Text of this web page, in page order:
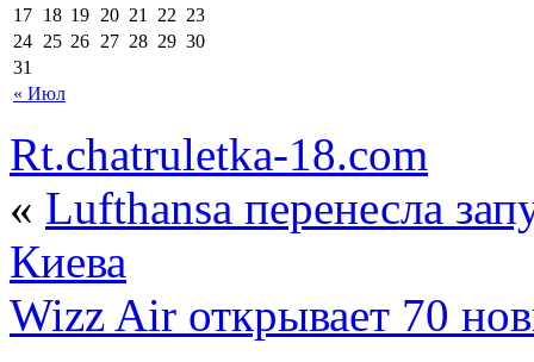
« Июл
17 18 19 20 21 22 23
24 25 26 27 28 29 30
31
Rt.chatruletka-18.com
« Lufthansa перенесла
Киева
Wizz Air открывает 70